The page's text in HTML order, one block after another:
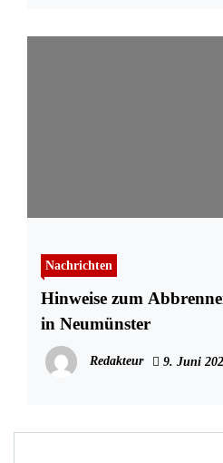
Nachrichten
Hinweise zum
in Neumünster
Redakteur 9. Juni